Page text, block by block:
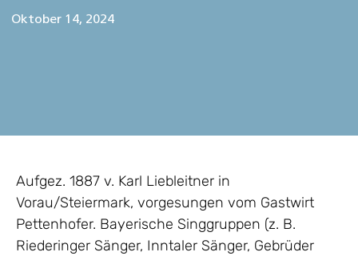
Oktober 14, 2024
Aufgez. 1887 v. Karl Liebleitner in
Vorau/Steiermark, vorgesungen vom Gastwirt
Pettenhofer. Bayerische Singgruppen (z. B.
Riederinger Sänger, Inntaler Sänger, Gebrüder